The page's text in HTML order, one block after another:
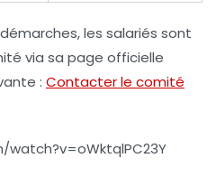
les salariés sont
via sa page officielle
: Contacter le comité